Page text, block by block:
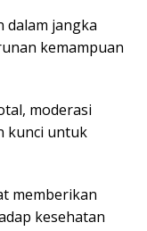
dalam jangka
kemampuan
moderasi
kunci untuk
memberikan
kesehatan